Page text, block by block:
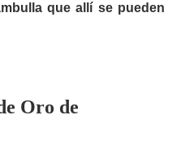
que allí se pueden
Oro de